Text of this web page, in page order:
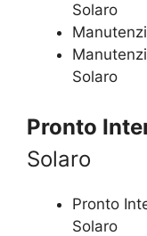
Solaro
Solaro
Pronto
Solaro
Pronto
Solaro